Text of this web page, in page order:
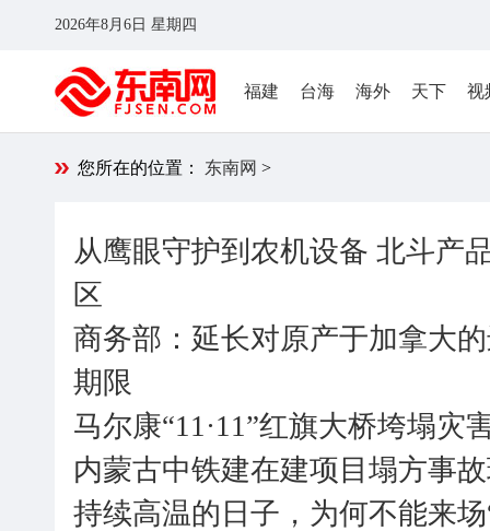
2026年8月6日 星期四
福建 台海 海外 天下 视
您所在的位置： 东南网 >
从鹰眼守护到农机设备 北斗产
区
商务部：延长对原产于加拿大
期限
马尔康“11·11”红旗大桥垮塌灾
内蒙古中铁建在建项目塌方事
持续高温的日子，为何不能来